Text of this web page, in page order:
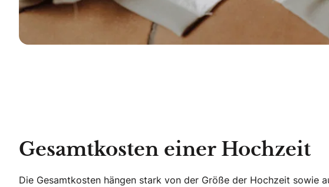
Gesamtkosten einer Hochzeit
Die Gesamtkosten hängen stark von der Größe der Hochzeit sowie